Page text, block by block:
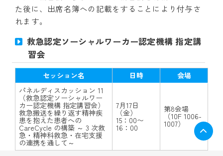
た後に、出席名簿への記載をすることにより付与さ
れます。
救急認定ソーシャルワーカー認定機構 指定講
習会
セッション名 日時
会場
パネルディスカッション 11
（救急認定ソーシャルワー
カー認定機構 指定講習会）
救急搬送を繰り返す精神疾
患を抱えた患者への
CareCycle の構築 ～ 3 次救
急・精神科救急・在宅支援
の連携を通して～
7月17日
（金）
15：00〜
16：00
第8会場
（10F 1006-
1007）